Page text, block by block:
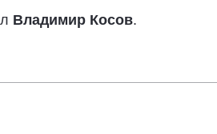
Владимир Косов.